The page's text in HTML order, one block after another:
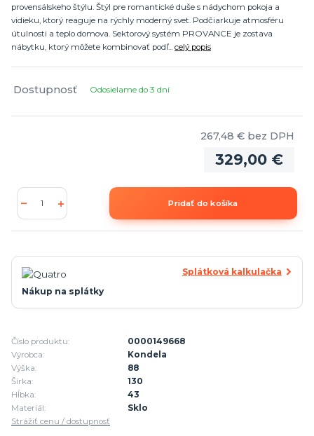
provensálskeho štýlu. Štýl pre romantické duše s nádychom pokoja a
vidieku, ktorý reaguje na rýchly moderný svet. Podčiarkuje atmosféru
útulnosti a teplo domova. Sektorový systém PROVANCE je zostava
nábytku, ktorý môžete kombinovať podľ... celý popis
Dostupnosť Odosielame do 3 dní
329,00 €
267,48 € bez DPH
Pridať do košíka
Splátková kalkulačka
Nákup na splátky
Číslo produktu:
0000149668
Výrobca:
Kondela
Výška:
88
Šírka:
130
Hĺbka:
43
Materiál:
Sklo
Strážiť cenu / dostupnosť